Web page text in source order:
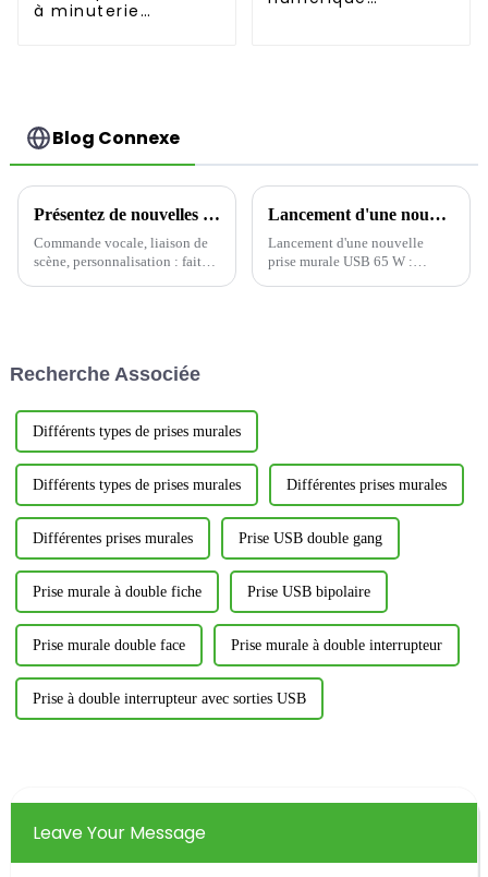
à minuterie
Blog Connexe
Présentez de nouvelles solutions de maison intelligente qui redéfinissent le confort de vie
Commande vocale, liaison de
scène, personnalisation : faites
Lancement d'une nouvelle prise murale USB 65 W : Présentation de la prise sûre et rapide Yoti EWP1653C
Lancement d'une nouvelle
prise murale USB 65 W :
Recherche Associée
Différents types de prises murales
Différents types de prises murales Différentes prises murales
Différentes prises murales Prise USB double gang
Prise murale à double fiche Prise USB bipolaire
Prise murale double face Prise murale à double interrupteur
Prise à double interrupteur avec sorties USB
Leave Your Message